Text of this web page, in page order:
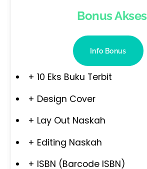
Bonus Akses
Info Bonus
+ 10 Eks Buku Terbit
+ Design Cover
+ Lay Out Naskah
+ Editing Naskah
+ ISBN (Barcode ISBN)